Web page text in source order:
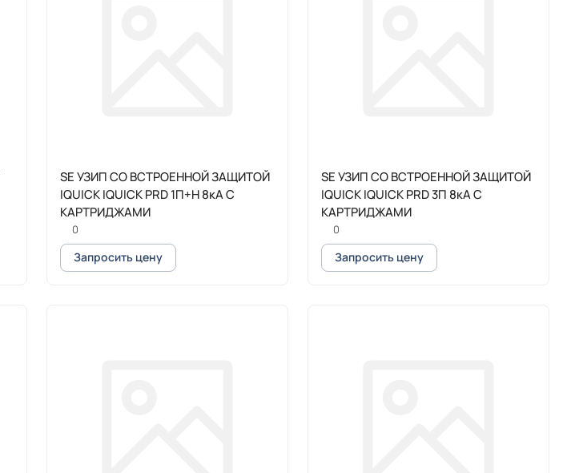
SE УЗИП СО ВСТРОЕННОЙ ЗАЩИТОЙ
IQUICK IQUICK PRD 1П+Н 8кА С
КАРТРИДЖАМИ
0
Запросить цену
SE УЗИП СО ВСТРОЕННОЙ ЗАЩИТОЙ
IQUICK IQUICK PRD 3П 8кА С
КАРТРИДЖАМИ
0
Запросить цену